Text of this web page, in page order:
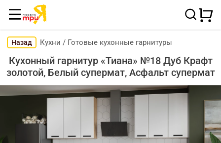
Назад Кухни / Готовые кухонные гарнитуры
Кухонный гарнитур «Тиана» №18 Дуб Крафт
золотой, Белый супермат, Асфальт супермат